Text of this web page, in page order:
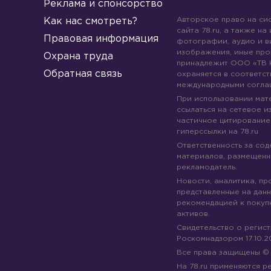
Реклама и спонсорство
Как нас смотреть?
Правовая информация
Охрана труда
Обратная связь
Авторское право на
сайта 78.ru, а также на
фотографии, аудио и
изображения, иные
принадлежит ООО «ТВ
охраняется в
международными
При использовании
ссылаться на сетевое
частичное
гиперссылки на 78.ru
Ответственность за
материалов,
рекламодатель.
Новости, аналитика,
представленные на
рекомендацией к
активов.
Свидетельство о
Роскомнадзором
Все права защищены
На 78.ru применяются